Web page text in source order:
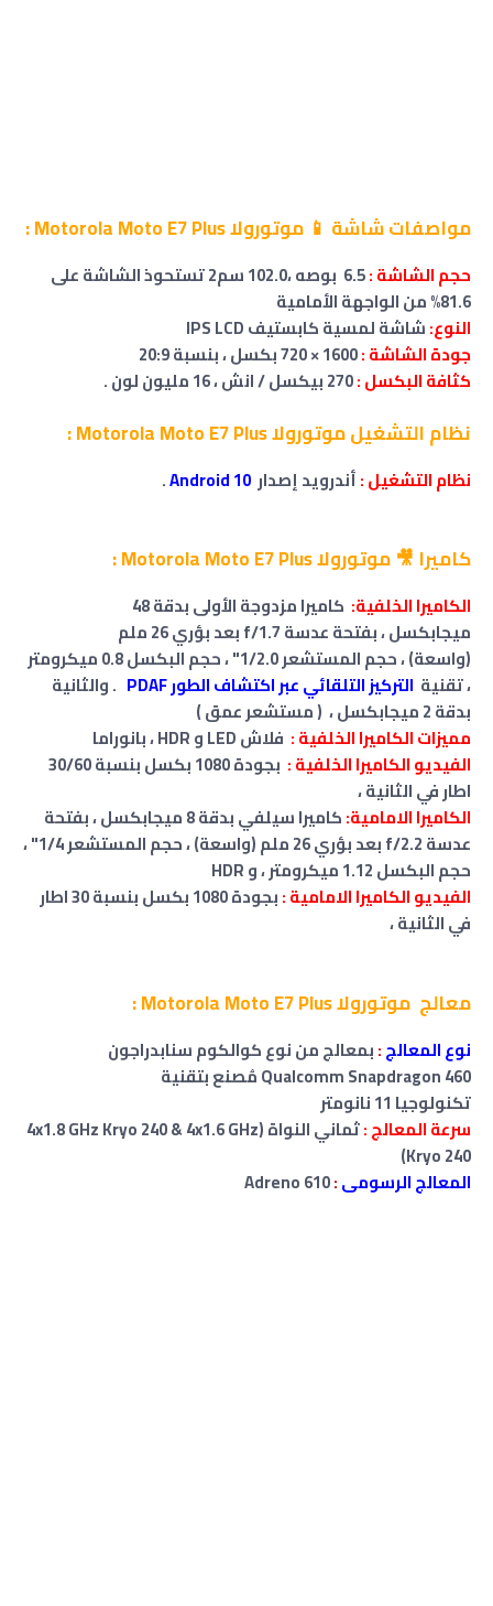
مواصفات شاشة 📱 موتورولا Motorola Moto E7 Plus :
حجمالشاشة:
6.5 بوصه ،102.0 سم2 تستحوذ الشاشة على
81.6% من الواجهة الأمامية
النوع:شاشة لمسية كابستيف IPS LCD
جودة الشاشة :
كثافة البكسل :
،16 مليون لون .
نظام التشغيل موتورولا Motorola Moto E7 Plus :
نظام التشغيل :أندرويد إصدار Android 10
.
كاميرا 🎥 موتورولا Motorola Moto E7 Plus :
الكاميرا الخلفية:
كاميرا مزدوجة الأولى بدقة 48
ميجابكسل ،بفتحة عدسة f/1.7
بعد بؤري 26 ملم
(واسعة) ،
حجم المستشعر 1/2.0" ، حجم البكسل 0.8 ميكرومتر
، تقنية التركيز التلقائي عبر اكتشاف الطور PDAF .والثانية
بدقة 2 ميجابكسل
، ( مستشعر عمق )
مميزات الكاميرا الخلفية : فلاش LED و HDR ، بانوراما
الفيديو الكاميرا الخلفية :
بجودة 1080 بكسل بنسبة 30/60
اطار في الثانية،
الكاميرا الامامية:كاميرا سيلفيبدقة 8 ميجابكسل ،
بفتحة
عدسة f/2.2
بعد بؤري 26 ملم (واسعة) ،
حجم المستشعر 1/4" ،
حجم البكسل 1.12 ميكرومتر ،
و HDR
الفيديو الكاميرا الامامية :
بجودة 1080 بكسل بنسبة 30 اطار
في الثانية،
معالج موتورولا Motorola Moto E7 Plus :
نوع المعالج:بمعالج من نوع كوالكوم سنابدراجون
Qualcomm Snapdragon 460 مُصنع بتقنية
تكنولوجيا 11 نانومتر
سرعة المعالج :
ثماني النواة (4x1.8 GHz Kryo 240 & 4x1.6 GHz
Kryo 240)
المعالج الرسومى: